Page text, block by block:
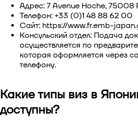
Адрес: 7 Avenue Hoche, 75008
Телефон: +33 (0)1 48 88 62 00
Сайт: https://www.fr.emb-
Консульский отдел: Подача
осуществляется по
которая оформляется через
телефону.
Какие типы виз в
доступны?